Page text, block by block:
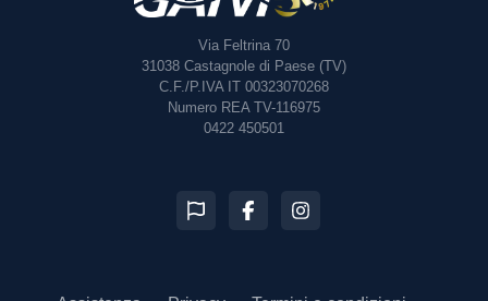
Via Feltrina 70
31038 Castagnole di Paese (TV)
C.F./P.IVA IT 00323070268
Numero REA TV-116975
0422 450501